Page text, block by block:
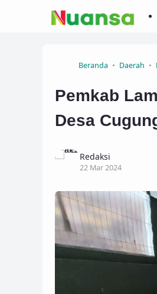
Beranda Daerah
Pemkab
Desa
Redaksi
22 Mar 2024